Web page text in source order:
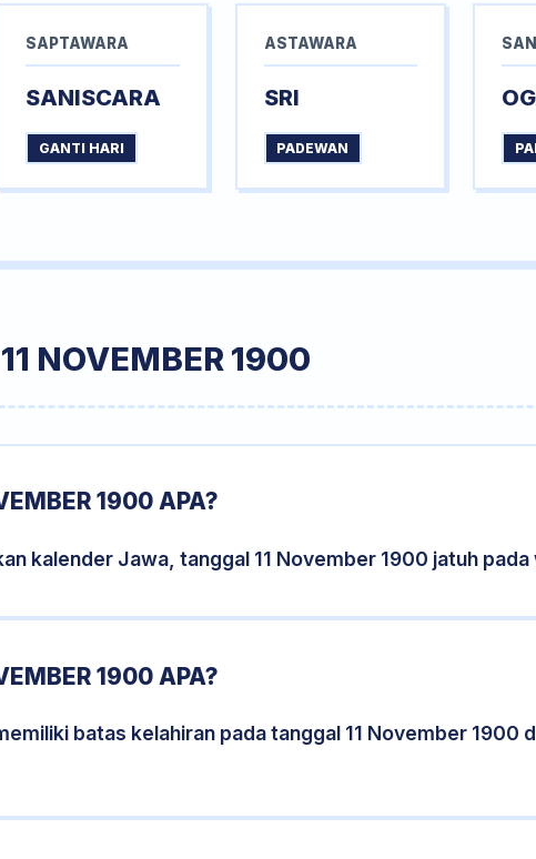
SAPTAWARA
SANISCARA
GANTI HARI
ASTAWARA
SRI
PADEWAN
NOVEMBER 1900
1900 APA?
kalender Jawa, tanggal 11 November 1900 jatuh
1900 APA?
batas kelahiran pada tanggal 11 November 1900